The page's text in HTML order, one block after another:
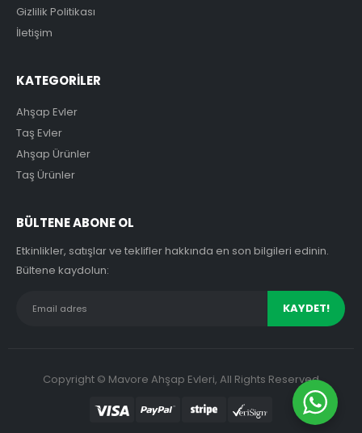
Gizlilik Politikası
İletişim
KATEGORİLER
Ahşap Evler
Taş Evler
Ahşap Ürünler
Taş Ürünler
BÜLTENE ABONE OL
Etkinlikler, satışlar ve teklifler hakkında en son bilgileri edinin.
Bültene kaydolun:
Copyright © Mavore Ahşap Evleri, All Rights Reserved